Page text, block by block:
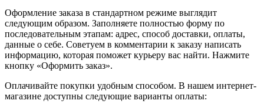
Оформление заказа в стандартном режиме выглядит
следующим образом. Заполняете полностью форму по
последовательным этапам: адрес, способ доставки, оплаты,
данные о себе. Советуем в комментарии к заказу написать
информацию, которая поможет курьеру вас найти. Нажмите
кнопку «Оформить заказ».
Оплачивайте покупки удобным способом. В нашем интернет-
магазине доступны следующие варианты оплаты: